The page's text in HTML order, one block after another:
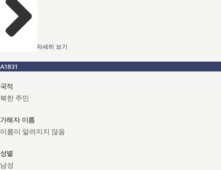
자세히 보기
A1831
국적
북한 주민
가해자 이름
이름이 알려지지 않음
성별
남성